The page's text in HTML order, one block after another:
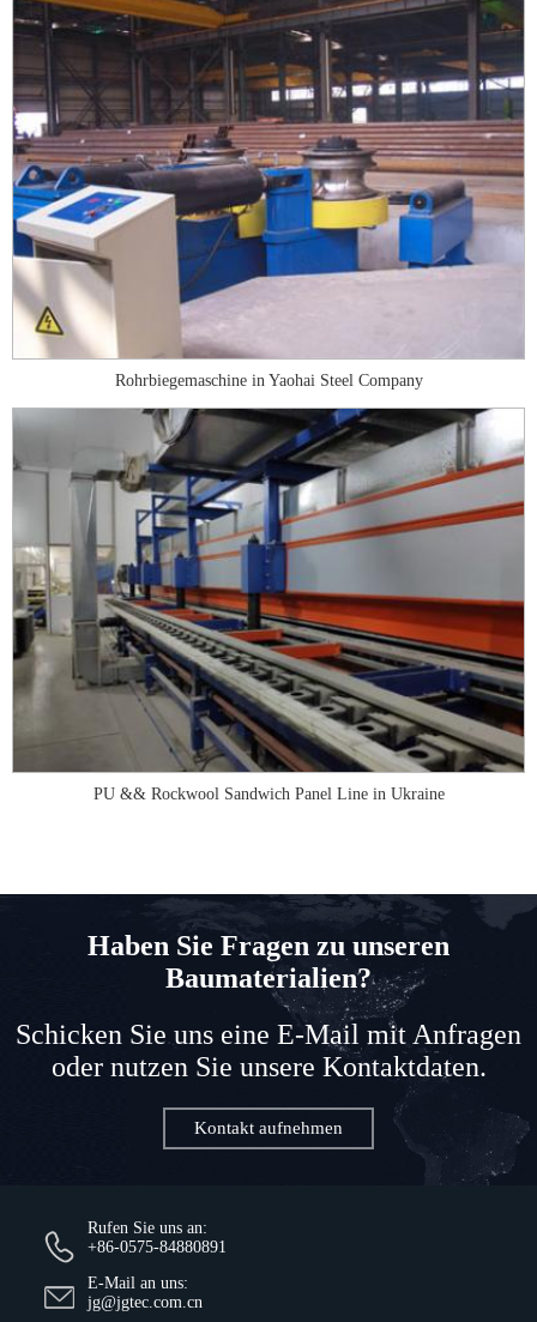
Rohrbiegemaschine in Yaohai Steel Company
PU && Rockwool Sandwich Panel Line in Ukraine
Haben Sie Fragen zu unseren
Baumaterialien?
Schicken Sie uns eine E-Mail mit Anfragen
oder nutzen Sie unsere Kontaktdaten.
Kontakt aufnehmen
Rufen Sie uns an:
+86-0575-84880891
E-Mail an uns:
jg@jgtec.com.cn